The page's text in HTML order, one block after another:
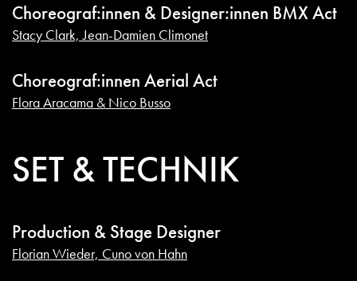
Choreograf:innen & Designer:innen BMX Act
Stacy Clark, Jean-Damien Climonet
Choreograf:innen Aerial Act
Flora Aracama & Nico Busso
SET & TECHNIK
Production & Stage Designer
Florian Wieder, Cuno von Hahn